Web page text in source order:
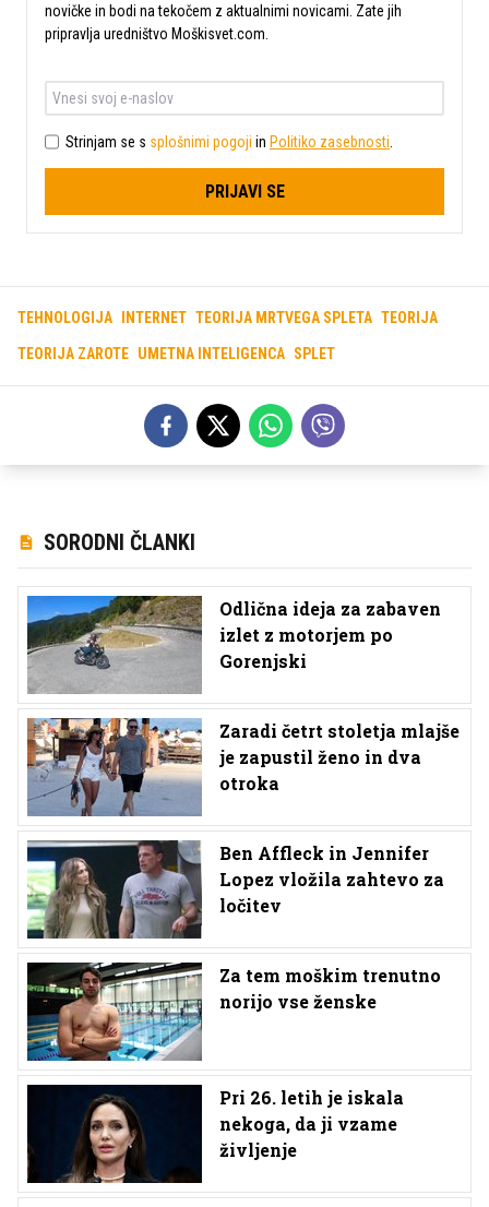
novičke in bodi na tekočem z aktualnimi novicami. Zate jih
pripravlja uredništvo Moškisvet.com.
Strinjam se s splošnimi pogoji in Politiko zasebnosti
PRIJAVI SE
TEHNOLOGIJA INTERNET TEORIJA MRTVEGA SPLETA TEORIJA
TEORIJA ZAROTE UMETNA INTELIGENCA SPLET
SORODNI ČLANKI
Odlična ideja za zabaven
izlet z motorjem po
Gorenjski
Zaradi četrt stoletja mlajše
je zapustil ženo in dva
otroka
Ben Affleck in Jennifer
Lopez vložila zahtevo za
ločitev
Za tem moškim trenutno
norijo vse ženske
Pri 26. letih je iskala
nekoga, da ji vzame
življenje